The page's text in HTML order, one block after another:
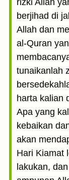
rizki Allah
berjihad di
Allah dan
al-Quran
tunaikanlah
harta kalian
Apa yang
kebaikan
akan
Hari Kiamat
lakukan,